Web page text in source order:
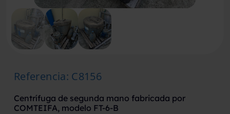
Referencia: C8156
Centrífuga de segunda mano fabricada por
COMTEIFA, modelo FT-6-B